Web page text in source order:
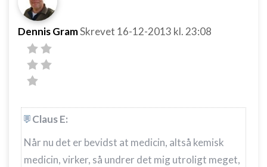
Dennis GramSkrevet 16-12-2013 kl. 23:08
Claus E:
Når nu det er bevidst at medicin, altså kemisk
medicin, virker, så undrer det mig utroligt meget,